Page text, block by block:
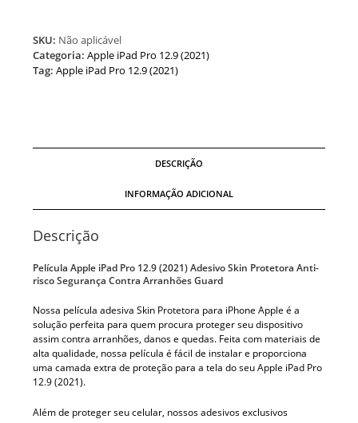
SKU: Não aplicável
Categoria:Apple iPad Pro 12.9 (2021)
Tag:Apple iPad Pro 12.9 (2021)
DESCRIÇÃO
INFORMAÇÃO ADICIONAL
Descrição
Película Apple iPad Pro 12.9 (2021) Adesivo Skin Protetora Anti-
risco Segurança Contra Arranhões Guard
Nossa película adesiva Skin Protetora para iPhone Apple é a
solução perfeita para quem procura proteger seu dispositivo
assim contra arranhões, danos e quedas. Feita com materiais de
alta qualidade, nossa película é fácil de instalar e proporciona
uma camada extra de proteção para a tela do seu Apple iPad Pro
12.9 (2021).
Além de proteger seu celular, nossos adesivos exclusivos